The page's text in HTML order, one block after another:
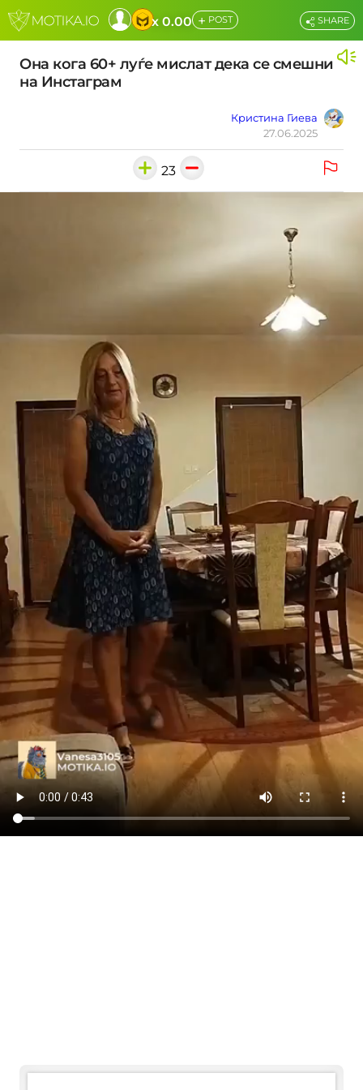
x 0.00 + POST
Она кога 60+ луѓе мислат дека се смешни
на Инстаграм
Кристина Гиева
27.06.2025
SHARE
23